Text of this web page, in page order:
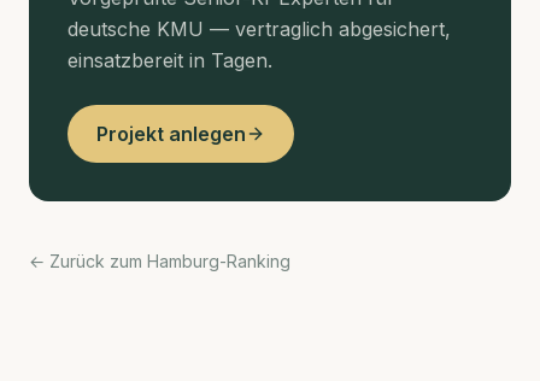
deutsche KMU — vertraglich abgesichert,
einsatzbereit in Tagen.
Projekt anlegen
← Zurück zum Hamburg-Ranking